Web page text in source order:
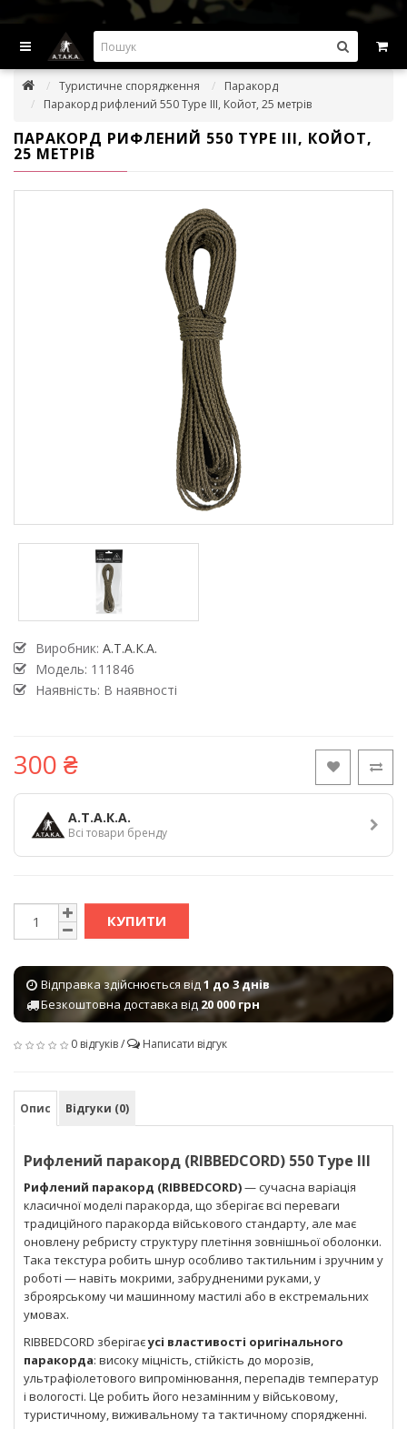
ВИГІДНІ ПРОПОЗИЦІІ — ЗНИЖКИ ДО -45%
Туристичне спорядження
Паракорд
Паракорд рифлений 550 Type III, Койот, 25 метрів
ПАРАКОРД РИФЛЕНИЙ 550 TYPE III, КОЙОТ,
25 МЕТРІВ
Виробник: А.Т.А.К.А.
Модель: 111846
Наявність: В наявності
300 ₴
А.Т.А.К.А.
Всі товари бренду
КУПИТИ
Відправка здійснюється від1 до 3 днів
Безкоштовна доставка від20 000 грн
0 відгуків/ Написати відгук
Опис Відгуки (0)
Рифлений паракорд (RIBBEDCORD) 550 Type III
Рифлений паракорд (RIBBEDCORD)— сучасна варіація
класичної моделі паракорда, що зберігає всі переваги
традиційного паракорда військового стандарту, але має
оновлену ребристу структуру плетіння зовнішньої оболонки.
Така текстура робить шнур особливо тактильним і зручним у
роботі — навіть мокрими, забрудненими руками, у
зброярському чи машинному мастилі або в екстремальних
умовах.
RIBBEDCORD зберігаєусі властивості оригінального
паракорда: високу міцність, стійкість до морозів,
ультрафіолетового випромінювання, перепадів температур
і вологості. Це робить його незамінним у військовому,
туристичному, виживальному та тактичному спорядженні.